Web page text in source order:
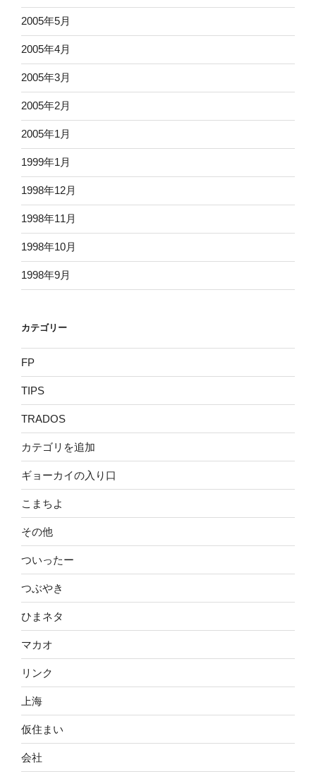
2005年5月
2005年4月
2005年3月
2005年2月
2005年1月
1999年1月
1998年12月
1998年11月
1998年10月
1998年9月
カテゴリー
FP
TIPS
TRADOS
カテゴリを追加
ギョーカイの入り口
こまちよ
その他
ついったー
つぶやき
ひまネタ
マカオ
リンク
上海
仮住まい
会社